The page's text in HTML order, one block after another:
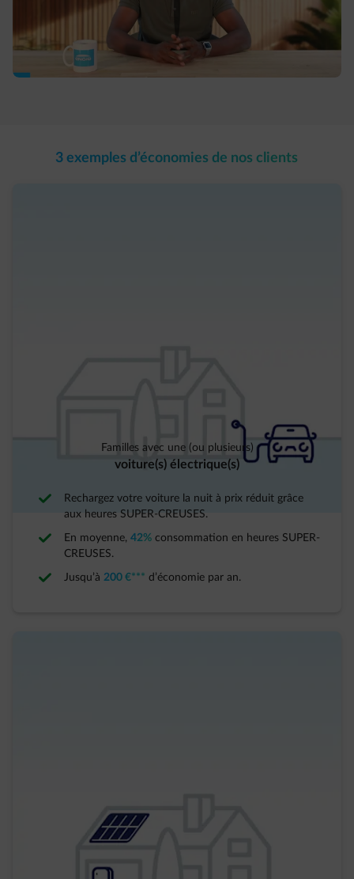
3 exemples d’économies de nos clients​
Familles avec une (ou plusieurs)
voiture(s) électrique(s)​
Rechargez votre voiture la nuit à prix réduit grâce
aux heures SUPER-CREUSES.
En moyenne, 42% consommation en heures SUPER-
CREUSES.
Jusqu’à 200 €*** d’économie par an.